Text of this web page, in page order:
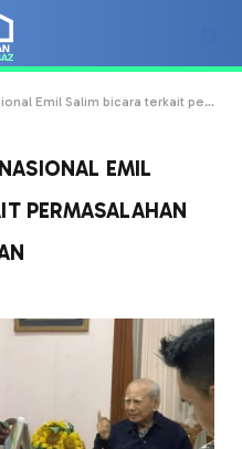
bicara terkait permasalahan program perumahan"
EMIL
PERMASALAHAN